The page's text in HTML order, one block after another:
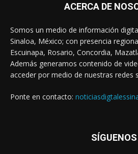
ACERCA DE
Somos un medio de información
Sinaloa, México; con presencia
Escuinapa, Rosario, Concordia,
Además generamos contenido de
acceder por medio de nuestras redes
Ponte en contacto:
SÍGUENOS